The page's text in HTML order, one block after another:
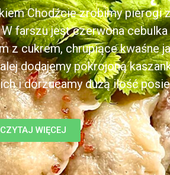
Chodźcie zrobimy pierogi
farszu jest czerwona
z cukrem, chrupiące kwaśne
dodajemy pokrojoną
i dorzucamy dużą ilość
CZYTAJ WIĘCEJ